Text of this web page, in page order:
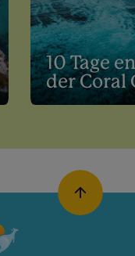
10 Tage
der Coral